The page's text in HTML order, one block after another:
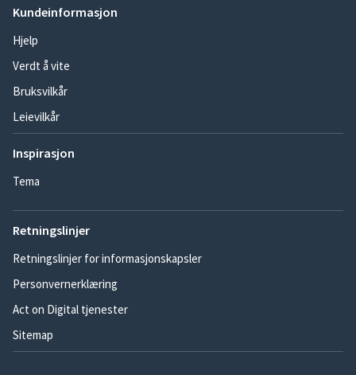
Kundeinformasjon
Hjelp
Verdt å vite
Bruksvilkår
Leievilkår
Inspirasjon
Tema
Retningslinjer
Retningslinjer for informasjonskapsler
Personvernerklæring
Act on Digital tjenester
Sitemap